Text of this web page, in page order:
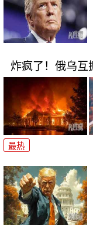
炸疯了！俄乌互
最热